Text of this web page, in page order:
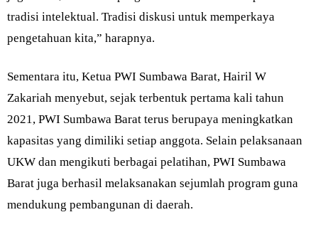
tradisi intelektual. Tradisi diskusi untuk memperkaya
pengetahuan kita,” harapnya.
Sementara itu, Ketua PWI Sumbawa Barat, Hairil W
Zakariah menyebut, sejak terbentuk pertama kali tahun
2021, PWI Sumbawa Barat terus berupaya meningkatkan
kapasitas yang dimiliki setiap anggota. Selain pelaksanaan
UKW dan mengikuti berbagai pelatihan, PWI Sumbawa
Barat juga berhasil melaksanakan sejumlah program guna
mendukung pembangunan di daerah.